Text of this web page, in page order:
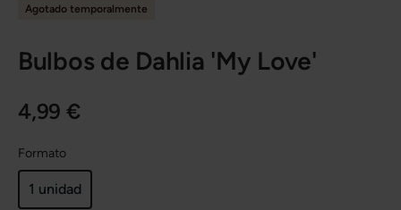
Agotado temporalmente
Bulbos de Dahlia 'My Love'
4,99 €
Formato
1 unidad